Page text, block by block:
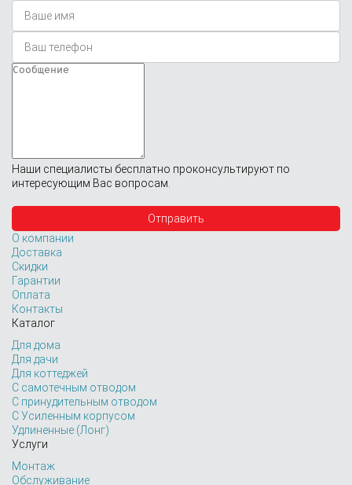
Наши специалисты бесплатно проконсультируют по
интересующим Вас вопросам.
О компании
Доставка
Скидки
Гарантии
Оплата
Контакты
Каталог
Для дома
Для дачи
Для коттеджей
С самотечным отводом
С принудительным отводом
С Усиленным корпусом
Удлиненные (Лонг)
Услуги
Монтаж
Обслуживание